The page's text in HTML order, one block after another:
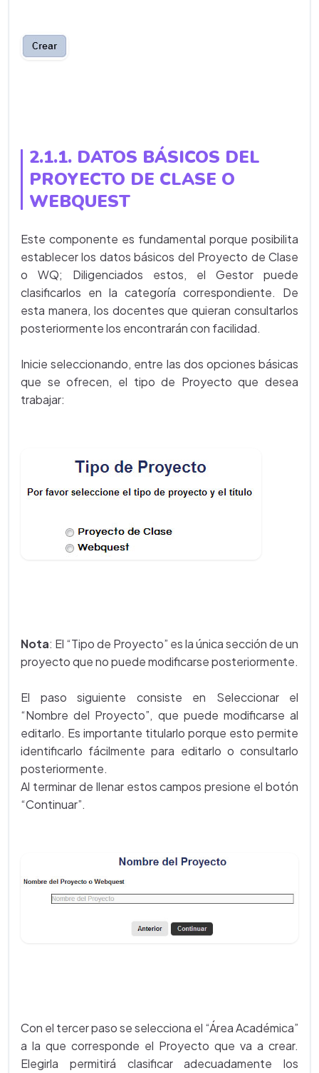
2.1.1. DATOS BÁSICOS DEL
PROYECTO DE CLASE O
WEBQUEST
Este componente es fundamental porque posibilita
establecer los datos básicos del Proyecto de Clase
o WQ; Diligenciados estos, el Gestor puede
clasificarlos en la categoría correspondiente. De
esta manera, los docentes que quieran consultarlos
posteriormente los encontrarán con facilidad.
Inicie seleccionando, entre las dos opciones básicas
que se ofrecen, el tipo de Proyecto que desea
trabajar:
Nota: El “Tipo de Proyecto” es la única sección de un
proyecto que no puede modificarse posteriormente.
El paso siguiente consiste en Seleccionar el
“Nombre del Proyecto”, que puede modificarse al
editarlo. Es importante titularlo porque esto permite
identificarlo fácilmente para editarlo o consultarlo
posteriormente.
Al terminar de llenar estos campos presione el botón
“Continuar”.
Con el tercer paso se selecciona el “Área Académica”
a la que corresponde el Proyecto que va a crear.
Elegirla permitirá clasificar adecuadamente los